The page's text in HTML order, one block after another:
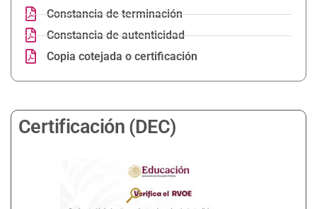
Constancia de terminación
Constancia de autenticidad
Copia cotejada o certificación
Certificación (DEC)